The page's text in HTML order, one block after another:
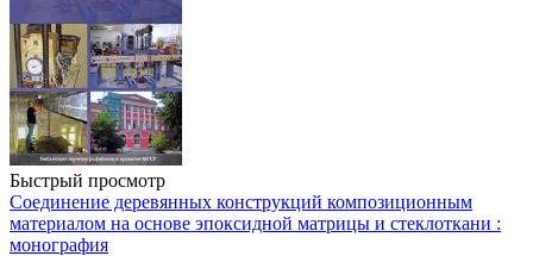
Быстрый просмотр
Соединение деревянных конструкций композиционным
материалом на основе эпоксидной матрицы и стеклоткани :
монография